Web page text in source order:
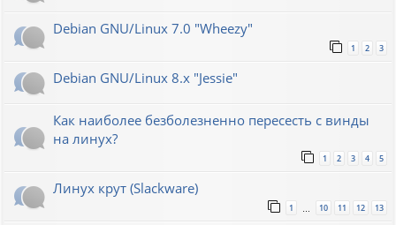
Debian GNU/Linux 7.0 "Wheezy"
1 2 3
Debian GNU/Linux 8.x "Jessie"
Как наиболее безболезненно пересесть с винды
на линух?
1 2 3 4 5
Линух крут (Slackware)
1 … 10 11 12 13